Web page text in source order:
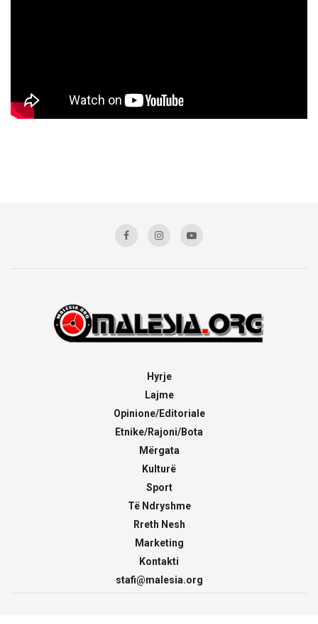
Hyrje
Lajme
Opinione/Editoriale
Etnike/Rajoni/Bota
Mërgata
Kulturë
Sport
Të Ndryshme
Rreth Nesh
Marketing
Kontakti
stafi@malesia.org